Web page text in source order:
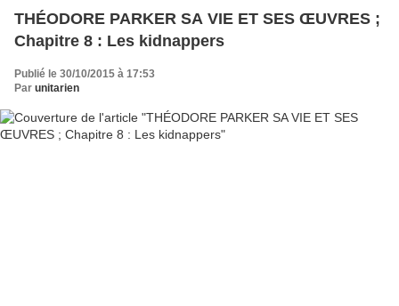
THÉODORE PARKER SA VIE ET SES ŒUVRES ;
Chapitre 8 : Les kidnappers
Publié le 30/10/2015 à 17:53
Par unitarien